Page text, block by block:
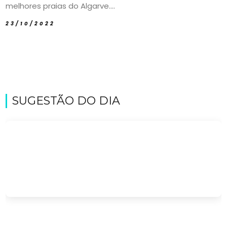
melhores praias do Algarve....
23/10/2022
SUGESTÃO DO DIA